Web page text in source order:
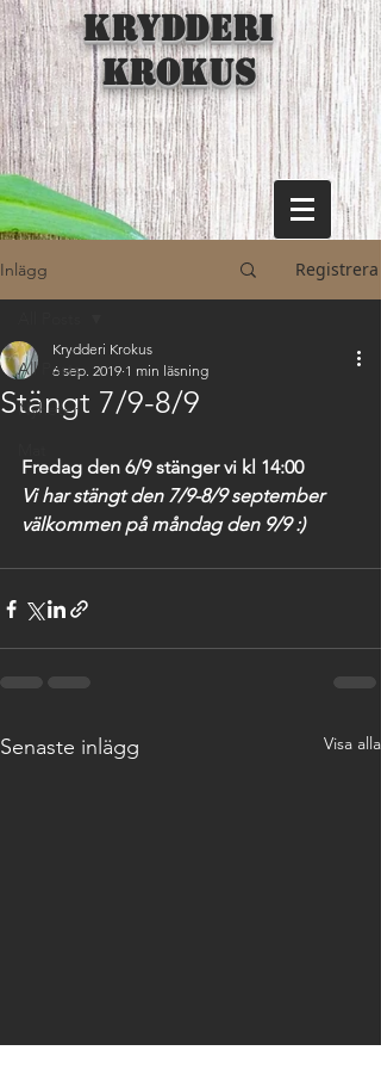
KRYDDERI
KROKUS
Inlägg Registrera
All Posts
Nyheter
Stängt 7/9-8/9
Krydderi Krokus
6 sep. 2019 1 min läsning
Fredag den 6/9 stänger vi kl 14:00
Vi har stängt den 7/9-8/9 september
välkommen på måndag den 9/9 :)
Senaste inlägg Visa alla